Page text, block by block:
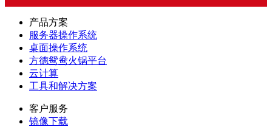
产品方案
服务器操作系统
桌面操作系统
方德鸳鸯火锅平台
云计算
工具和解决方案
客户服务
镜像下载